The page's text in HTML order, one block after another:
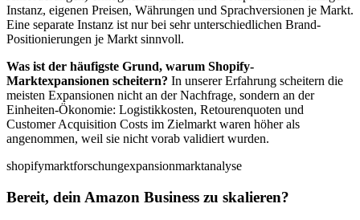
Instanz, eigenen Preisen, Währungen und Sprachversionen je Markt.
Eine separate Instanz ist nur bei sehr unterschiedlichen Brand-
Positionierungen je Markt sinnvoll.
Was ist der häufigste Grund, warum Shopify-
Marktexpansionen scheitern? In unserer Erfahrung scheitern die
meisten Expansionen nicht an der Nachfrage, sondern an der
Einheiten-Ökonomie: Logistikkosten, Retourenquoten und
Customer Acquisition Costs im Zielmarkt waren höher als
angenommen, weil sie nicht vorab validiert wurden.
shopifymarktforschungexpansionmarktanalyse
Bereit, dein Amazon Business zu skalieren?